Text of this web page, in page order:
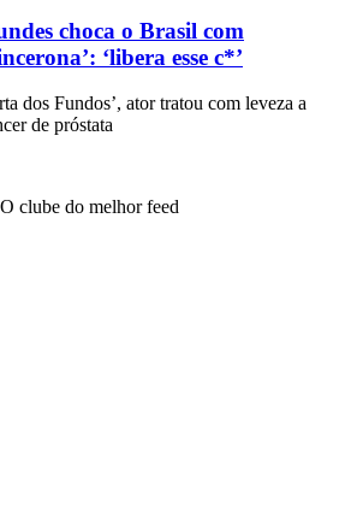
choca o Brasil com
‘libera esse c*’
dos Fundos’, ator tratou com leveza a
de próstata
clube do melhor feed